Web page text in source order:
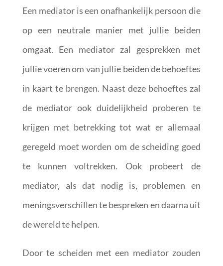
Een mediator is een onafhankelijk persoon die
op een neutrale manier met jullie beiden
omgaat. Een mediator zal gesprekken met
jullie voeren om van jullie beiden de behoeftes
in kaart te brengen. Naast deze behoeftes zal
de mediator ook duidelijkheid proberen te
krijgen met betrekking tot wat er allemaal
geregeld moet worden om de scheiding goed
te kunnen voltrekken. Ook probeert de
mediator, als dat nodig is, problemen en
meningsverschillen te bespreken en daarna uit
de wereld te helpen.
Door te scheiden met een mediator zouden